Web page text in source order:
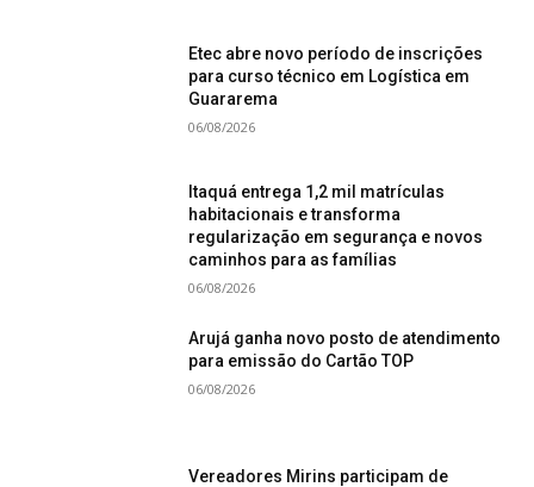
Etec abre novo período de inscrições
para curso técnico em Logística em
Guararema
06/08/2026
Itaquá entrega 1,2 mil matrículas
habitacionais e transforma
regularização em segurança e novos
caminhos para as famílias
06/08/2026
Arujá ganha novo posto de atendimento
para emissão do Cartão TOP
06/08/2026
Vereadores Mirins participam de